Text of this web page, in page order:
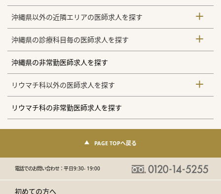
沖縄県以外の近隣エリアの医師求人を探す
沖縄県の診療科目毎の医師求人を探す
沖縄県の非常勤医師求人を探す
リウマチ科以外の医師求人を探す
リウマチ科の非常勤医師求人を探す
PAGE TOPへ戻る
電話でのお問い合わせ：平日9:30- 19:00
初めての方へ